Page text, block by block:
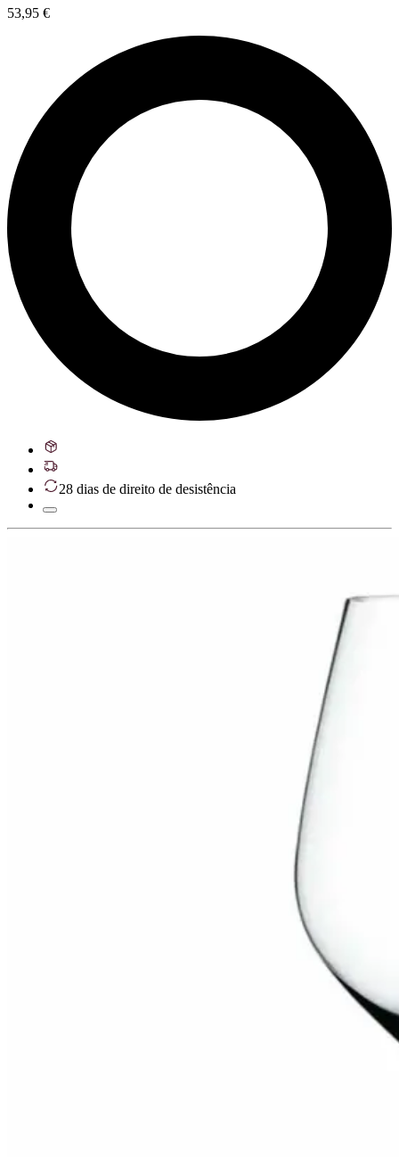
53,95 €
28 dias de direito de desistência